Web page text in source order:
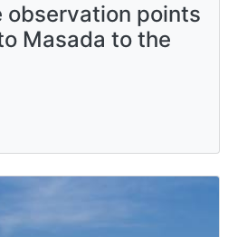
observation points
Masada to the